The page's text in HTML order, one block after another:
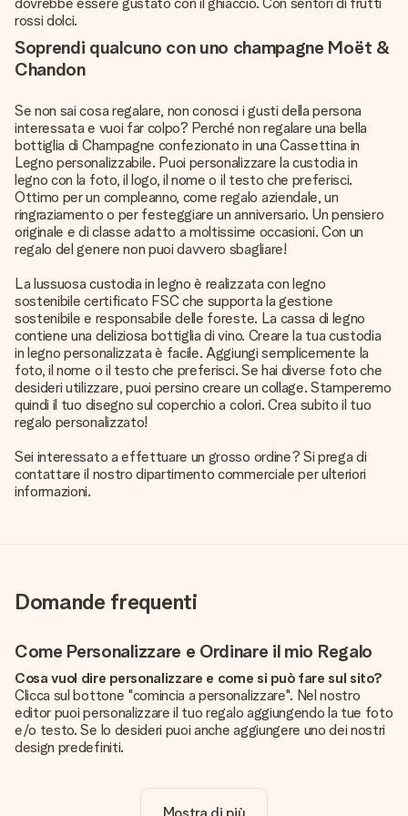
rossi dolci.
Soprendi qualcuno con uno champagne Moët &
Chandon
Se non sai cosa regalare, non conosci i gusti della persona
interessata e vuoi far colpo? Perché non regalare una bella
bottiglia di Champagne confezionato in una Cassettina in
Legno personalizzabile. Puoi personalizzare la custodia in
legno con la foto, il logo, il nome o il testo che preferisci.
Ottimo per un compleanno, come regalo aziendale, un
ringraziamento o per festeggiare un anniversario. Un pensiero
originale e di classe adatto a moltissime occasioni. Con un
regalo del genere non puoi davvero sbagliare!
La lussuosa custodia in legno è realizzata con legno
sostenibile certificato FSC che supporta la gestione
sostenibile e responsabile delle foreste. La cassa di legno
contiene una deliziosa bottiglia di vino. Creare la tua custodia
in legno personalizzata è facile. Aggiungi semplicemente la
foto, il nome o il testo che preferisci. Se hai diverse foto che
desideri utilizzare, puoi persino creare un collage. Stamperemo
quindi il tuo disegno sul coperchio a colori. Crea subito il tuo
regalo personalizzato!
Sei interessato a effettuare un grosso ordine? Si prega di
contattare il nostro dipartimento commerciale per ulteriori
informazioni.
Domande frequenti
Come Personalizzare e Ordinare il mio Regalo
Cosa vuol dire personalizzare e come si può fare sul sito?
Clicca sul bottone "comincia a personalizzare". Nel nostro
editor puoi personalizzare il tuo regalo aggiungendo la tue foto
e/o testo. Se lo desideri puoi anche aggiungere uno dei nostri
design predefiniti.
Certo! Il prezzo mostrato include sempre la personalizzazione